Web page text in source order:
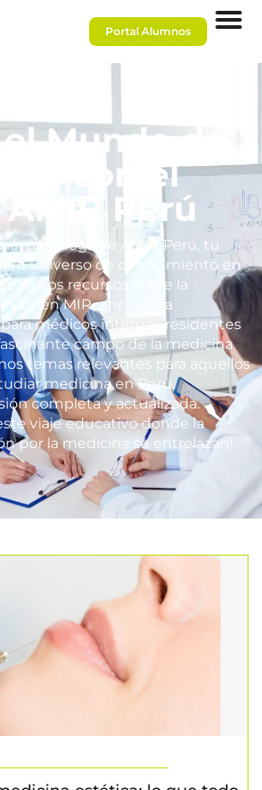
Portal Alumnos
Mundo de
con el
Perú
de blogs de AMIR Perú, tu
un universo de conocimiento en
recursos sobre la
MIR, encuentra
médicos internos residentes
campo de la medicina
temas relevantes para aquellos
medicina en Perú,
completa y actualizada.
viaje educativo donde la
por la medicina se entrelazan!